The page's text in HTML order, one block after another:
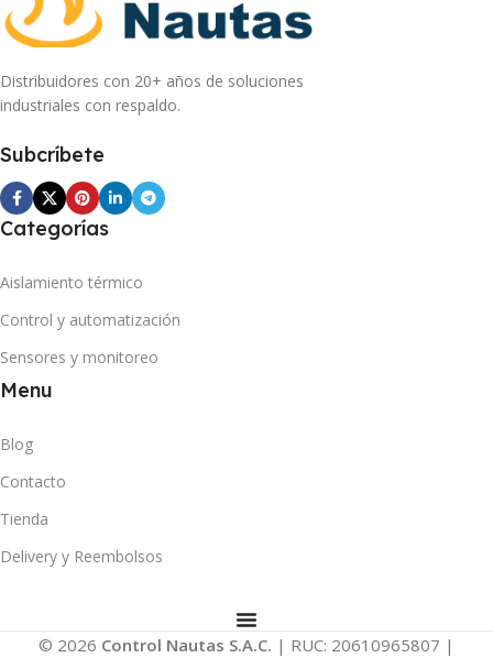
Distribuidores con 20+ años de soluciones
industriales con respaldo.
Subcríbete
Categorías
Aislamiento térmico
Control y automatización
Sensores y monitoreo
Menu
Blog
Contacto
Tienda
Delivery y Reembolsos
© 2026 Control Nautas S.A.C. | RUC: 20610965807 |